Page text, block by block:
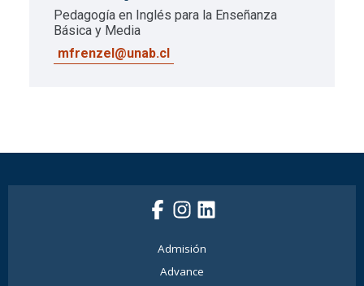
Pedagogía en Inglés para la Enseñanza
Básica y Media
mfrenzel@unab.cl